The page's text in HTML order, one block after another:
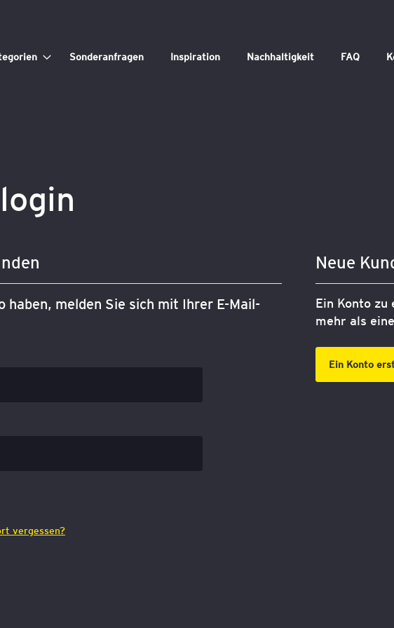
Sonderanfragen Inspiration Nachhaltigkeit FAQ
haben, melden Sie sich mit Ihrer E-Mail-
vergessen?
Neue
Ein Konto
mehr als
Ein Konto